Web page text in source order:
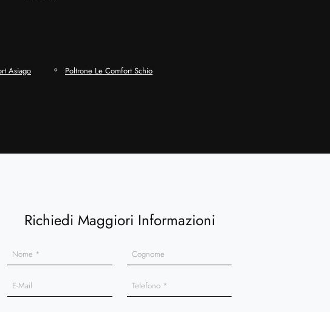
Asiago Poltrone Le Comfort Schio
Richiedi Maggiori Informazioni